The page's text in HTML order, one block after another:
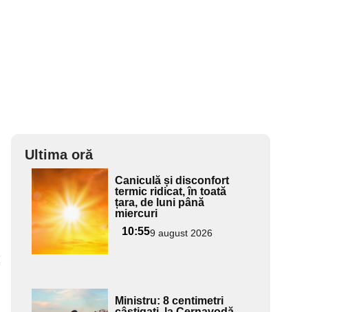
Ultima oră
Adaugă
aici textul
pentru
subtitlu
Caniculă și disconfort
termic ridicat, în toată
țara, de luni până
miercuri
10:559 august 2026
Adaugă
Ministru: 8 centimetri